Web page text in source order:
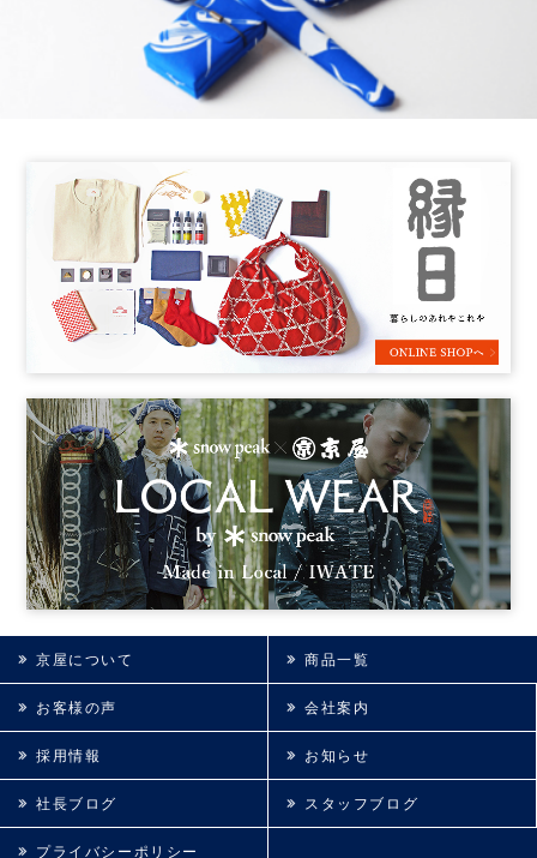
京屋について 商品一覧
お客様の声 会社案内
採用情報 お知らせ
社長ブログ スタッフブログ
プライバシーポリシー